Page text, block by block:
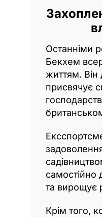
Останніми
Бекхем
життям. Він
присвячує
самостійно
та вирощує
Крім того,